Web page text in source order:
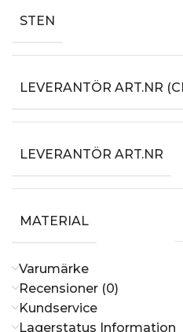
STEN
LEVERANTÖR ART.NR
LEVERANTÖR ART.NR
MATERIAL
Varumärke
Recensioner (0)
Kundservice
Lagerstatus Information